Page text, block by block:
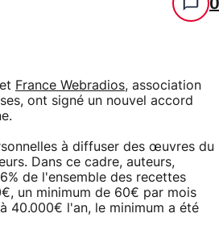
France Webradios, association
ont signé un nouvel accord
à diffuser des œuvres du
Dans ce cadre, auteurs,
de l'ensemble des recettes
un minimum de 60€ par mois
40.000€ l'an, le minimum a été